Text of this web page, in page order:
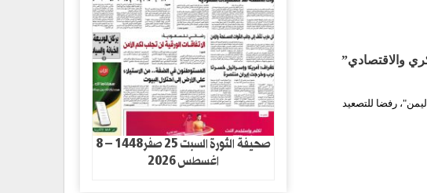
والاقتصادي”
رفضا للتصعيد
صحيفة الثورة السبت 25 صفر1448 – 8
اغسطس 2026